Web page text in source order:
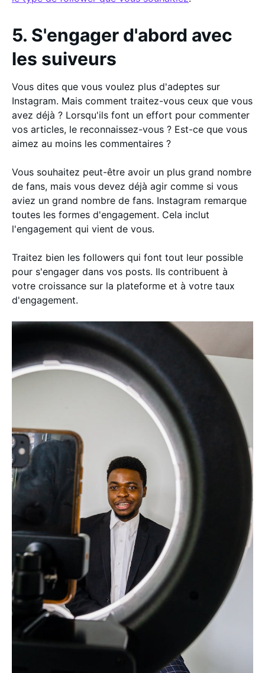
5. S'engager d'abord avec
les suiveurs
Vous dites que vous voulez plus d'adeptes sur
Instagram. Mais comment traitez-vous ceux que vous
avez déjà ? Lorsqu'ils font un effort pour commenter
vos articles, le reconnaissez-vous ? Est-ce que vous
aimez au moins les commentaires ?
Vous souhaitez peut-être avoir un plus grand nombre
de fans, mais vous devez déjà agir comme si vous
aviez un grand nombre de fans. Instagram remarque
toutes les formes d'engagement. Cela inclut
l'engagement qui vient de vous.
Traitez bien les followers qui font tout leur possible
pour s'engager dans vos posts. Ils contribuent à
votre croissance sur la plateforme et à votre taux
d'engagement.